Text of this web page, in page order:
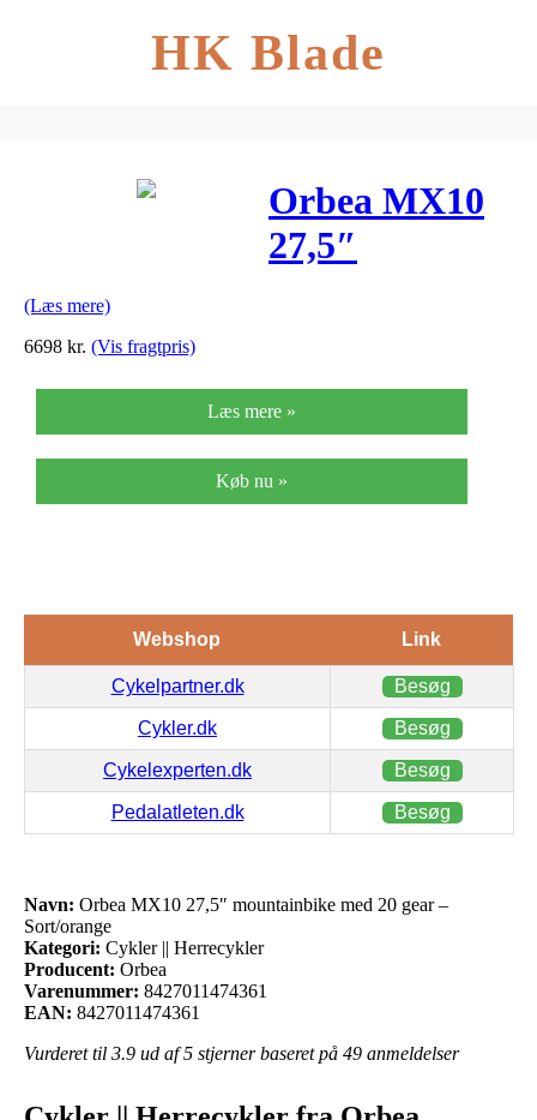
HK Blade
Orbea MX10
27,5″
Sort/orange
(Læs mere)
6698 kr. (Vis fragtpris)
Læs mere »
Køb nu »
Webshop Link
Cykelpartner.dk Besøg
Cykler.dk Besøg
Cykelexperten.dk Besøg
Pedalatleten.dk Besøg
Navn: Orbea MX10 27,5″ mountainbike med 20 gear –
Sort/orange
Kategori: Cykler || Herrecykler
Producent: Orbea
Varenummer: 8427011474361
EAN: 8427011474361
Vurderet til 3.9 ud af 5 stjerner baseret på 49 anmeldelser